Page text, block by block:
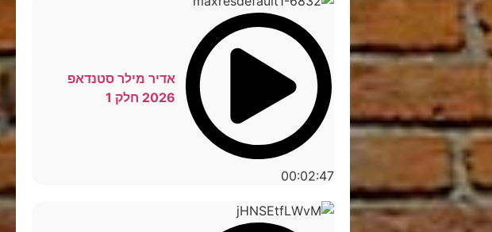
00:02:47
אדיר מילר סטנדאפ
2026 חלק 1